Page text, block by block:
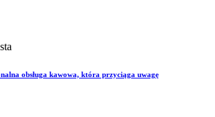
obsługa kawowa, która przyciąga uwagę